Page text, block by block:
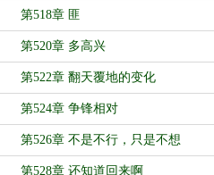
第518章 匪
第520章 多高兴
第522章 翻天覆地的变化
第524章 争锋相对
第526章 不是不行，只是不想
第528章 还知道回来啊